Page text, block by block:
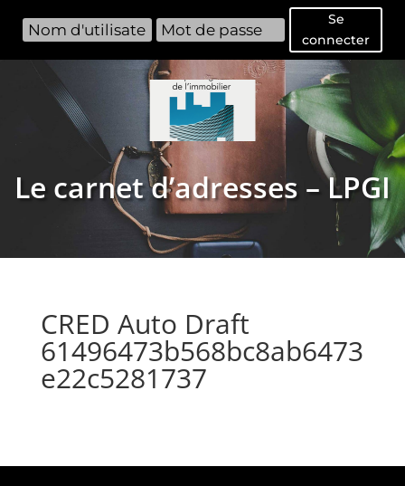
Se
connecter
Le carnet d’adresses – LPGI
CRED Auto Draft
61496473b568bc8ab6473
e22c5281737